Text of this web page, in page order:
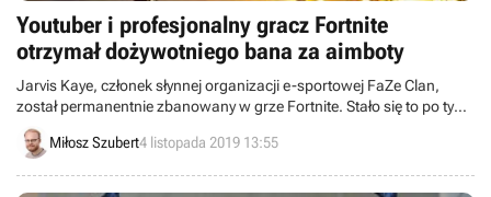
Youtuber i profesjonalny gracz Fortnite
otrzymał dożywotniego bana za aimboty
Jarvis Kaye, członek słynnej organizacji e-sportowej FaZe Clan,
został permanentnie zbanowany w grze Fortnite. Stało się to po tym,
gdy opublikował na swoim kanale w serwisie YouTube filmy, na
których korzysta z aimbotów podczas zabawy w produkcji Epic
Miłosz Szubert4 listopada 2019 13:55